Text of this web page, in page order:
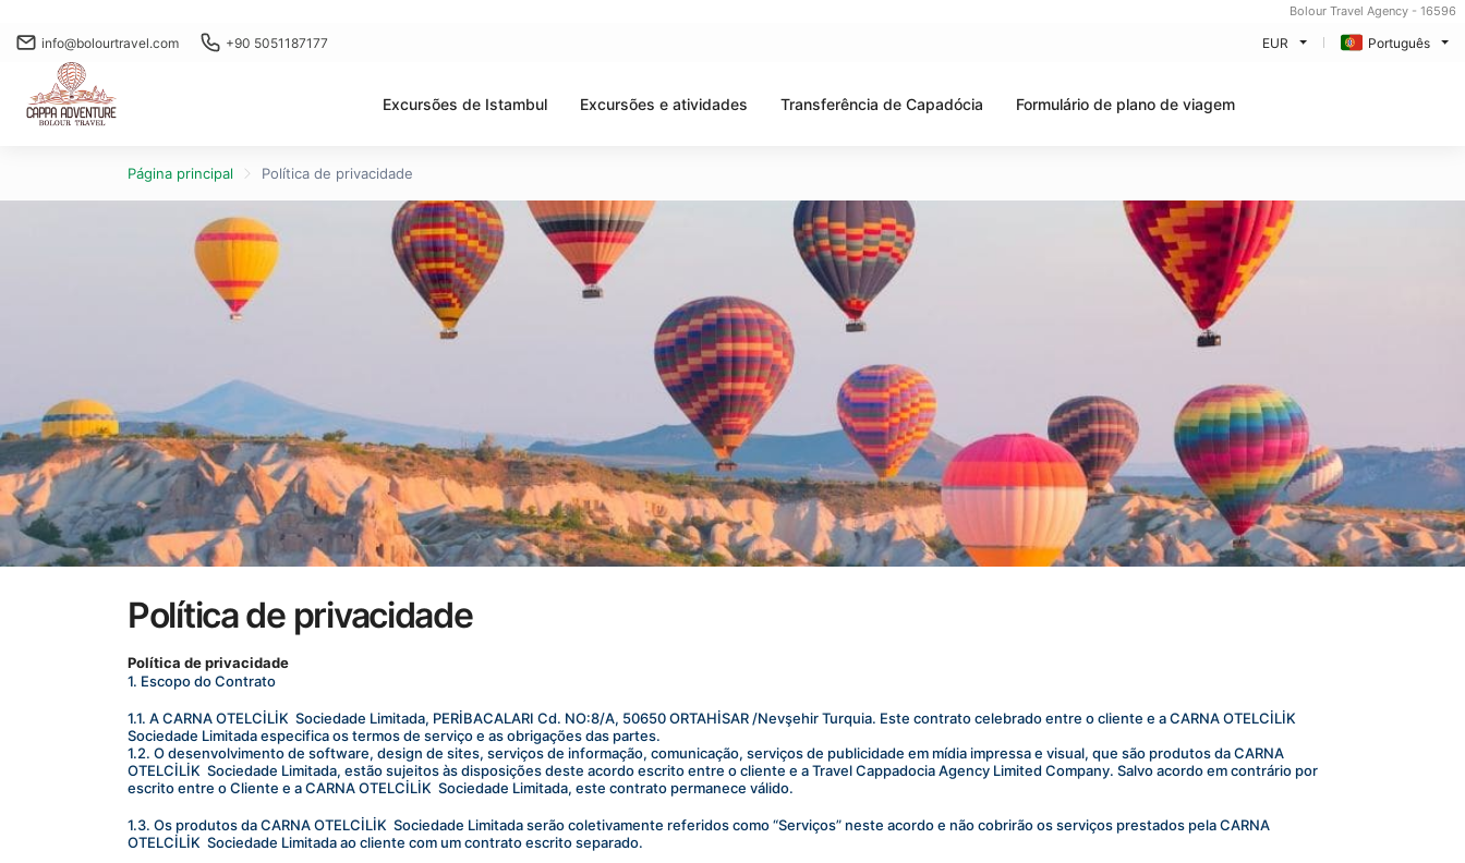
Bolour Travel Agency - 16596
info@bolourtravel.com +90 5051187177 EUR Português
Excursões de Istambul Excursões e atividades Transferência de Capadócia Formulário de plano de viagem
Página principal Política de privacidade
Política de privacidade
Política de privacidade
1. Escopo do Contrato
1.1. A CARNA OTELCİLİK  Sociedade Limitada, PERİBACALARI Cd. NO:8/A, 50650 ORTAHİSAR /Nevşehir Turquia. Este contrato celebrado entre o cliente e a CARNA OTELCİLİK
Sociedade Limitada especifica os termos de serviço e as obrigações das partes.
1.2. O desenvolvimento de software, design de sites, serviços de informação, comunicação, serviços de publicidade em mídia impressa e visual, que são produtos da CARNA
OTELCİLİK  Sociedade Limitada, estão sujeitos às disposições deste acordo escrito entre o cliente e a Travel Cappadocia Agency Limited Company. Salvo acordo em contrário por
escrito entre o Cliente e a CARNA OTELCİLİK  Sociedade Limitada, este contrato permanece válido.
1.3. Os produtos da CARNA OTELCİLİK  Sociedade Limitada serão coletivamente referidos como “Serviços” neste acordo e não cobrirão os serviços prestados pela CARNA
OTELCİLİK  Sociedade Limitada ao cliente com um contrato escrito separado.